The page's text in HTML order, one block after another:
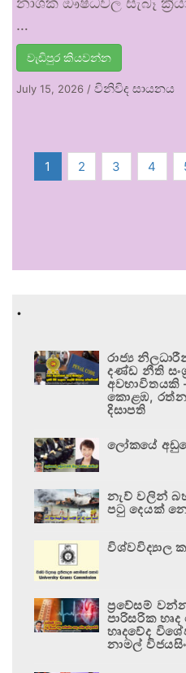
…
වැඩිපුර කියවන්න
July 15, 2026 / විනිවිද සායනය
1 2 3 4
.
රාජ්‍ය
දණ්ඩ නීති
කොළඹ,
දිසාපති
ලෝකයේ
නැව් වලින්
පටු දෙයක්
විශ්වවිද්‍යාල
ප්‍රවේසම්
පාරිසරික
හෘදවේද
නාමල්